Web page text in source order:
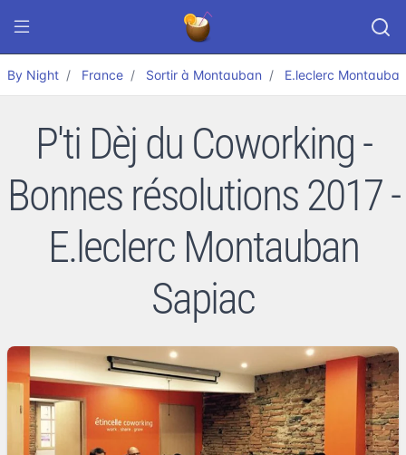
By Night France Sortir à Montauban E.leclerc
P'ti Dèj du Coworking -
Bonnes résolutions 2017 -
E.leclerc Montauban
Sapiac